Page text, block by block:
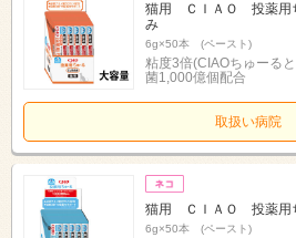
猫用 ＣＩＡＯ 投薬用
み
6g×50本 (ペースト)
粘度3倍(CIAOちゅーる
菌1,000億個配合
取扱い病院
猫用 ＣＩＡＯ 投薬用
6g×50本 (ペースト)